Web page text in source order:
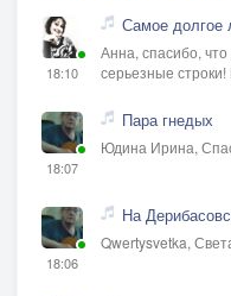
Умой меня
Стань моей
Ты — вода, и я —
Вместе, вместе
18:10
Самое долгое
Анна, спасибо,
серьезные
18:07
Пара гнедых
Юдина Ирина,
18:06
На
Qwertysvetka,